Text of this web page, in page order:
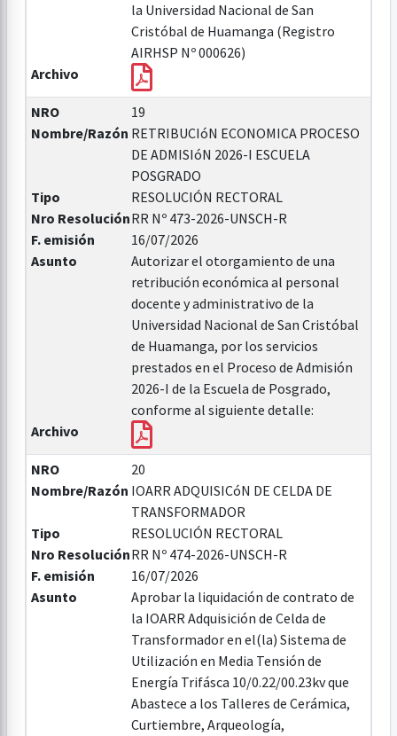
la Universidad Nacional de San
Cristóbal de Huamanga (Registro
AIRHSP Nº 000626)
Archivo
NRO
19
Nombre/Razón RETRIBUCIóN ECONOMICA PROCESO
DE ADMISIóN 2026-I ESCUELA
POSGRADO
Tipo
RESOLUCIÓN RECTORAL
Nro ResoluciónRR Nº 473-2026-UNSCH-R
F. emisión
16/07/2026
Asunto
Autorizar el otorgamiento de una
retribución económica al personal
docente y administrativo de la
Universidad Nacional de San Cristóbal
de Huamanga, por los servicios
prestados en el Proceso de Admisión
2026-I de la Escuela de Posgrado,
conforme al siguiente detalle:
Archivo
NRO
20
Nombre/Razón IOARR ADQUISICóN DE CELDA DE
TRANSFORMADOR
Tipo
RESOLUCIÓN RECTORAL
Nro ResoluciónRR Nº 474-2026-UNSCH-R
F. emisión
16/07/2026
Asunto
Aprobar la liquidación de contrato de
la IOARR Adquisición de Celda de
Transformador en el(la) Sistema de
Utilización en Media Tensión de
Energía Trifásca 10/0.22/00.23kv que
Abastece a los Talleres de Cerámica,
Curtiembre, Arqueología,